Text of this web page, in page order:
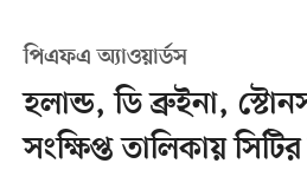
পিএফএ অ্যাওয়ার্ডস
হলান্ড, ডি ব্রুইনা,
সংক্ষিপ্ত তালিকায়